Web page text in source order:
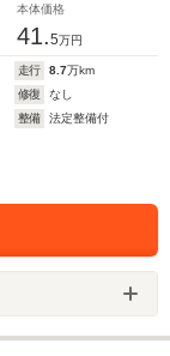
本体価格
41.5万円
走行 8.7万km
修復
なし
整備
法定整備付